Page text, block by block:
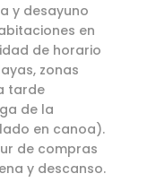
y desayuno
en
de horario
zonas
tarde
de la
en canoa).
de compras
y descanso.